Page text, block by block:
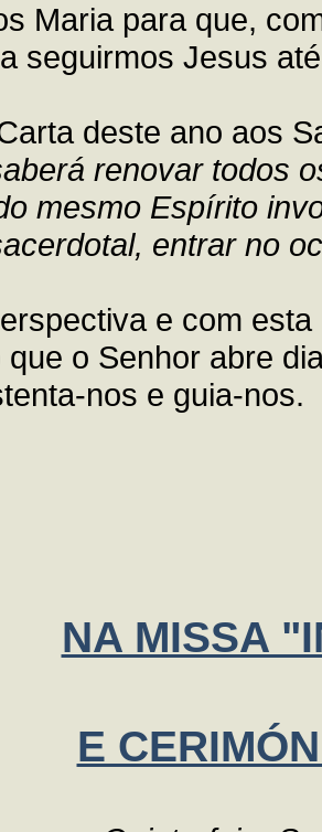
Maria para que,
seguirmos Jesus
deste ano aos
renovar todos
mesmo Espírito
entrar no
e com
que o Senhor abre
nos e guia-nos.
NA MISSA
E